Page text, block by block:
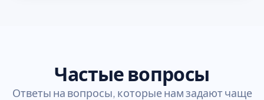
Частые вопросы
Ответы на вопросы, которые нам задают чаще